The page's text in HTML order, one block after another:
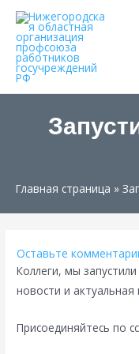
Главная страница »
Оставьте
Коллеги, мы
новости и
Присоединяйтесь по